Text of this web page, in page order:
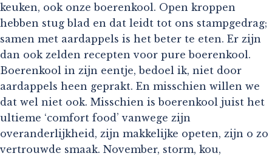
keuken, ook onze boerenkool. Open kroppen
hebben stug blad en dat leidt tot ons stampgedrag;
samen met aardappels is het beter te eten. Er zijn
dan ook zelden recepten voor pure boerenkool.
Boerenkool in zijn eentje, bedoel ik, niet door
aardappels heen geprakt. En misschien willen we
dat wel niet ook. Misschien is boerenkool juist het
ultieme ‘comfort food’ vanwege zijn
overanderlijkheid, zijn makkelijke opeten, zijn o zo
vertrouwde smaak. November, storm, kou,